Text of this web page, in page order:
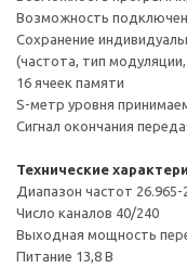
Возможность
Сохранение
(частота, тип
16 ячеек памяти
S-метр уровня
Сигнал окончания
Технические
Диапазон частот 26.965-
Число каналов 40/240
Выходная мощность
Питание 13,8 В